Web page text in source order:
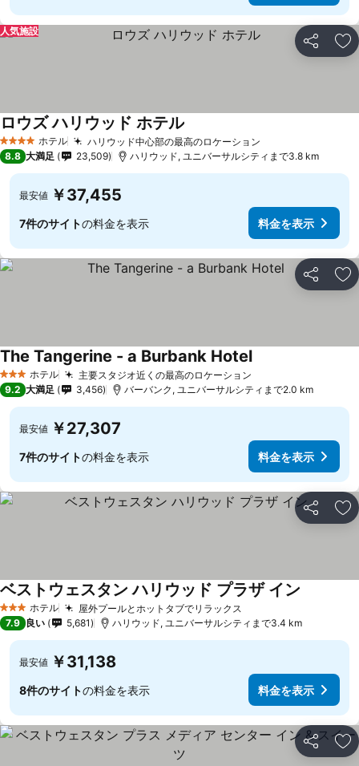
シェア お
人気施設
4 ホテルのランク
ホテル ハリウッド中心部の最高のロケーション
ロウズ ハリウッド ホテル
8.8 大満足 23,509 ハリウッド, ユニバーサルシティまで3.8 km
最安値 ￥37,455
7件のサイトの料金を表示 料金を表示
シェア お
3 ホテルのランク
ホテル 主要スタジオ近くの最高のロケーション
The Tangerine - a Burbank Hotel
9.2 大満足 3,456 バーバンク, ユニバーサルシティまで2.0 km
最安値 ￥27,307
7件のサイトの料金を表示 料金を表示
シェア お
3 ホテルのランク
ホテル 屋外プールとホットタブでリラックス
ベストウェスタン ハリウッド プラザ イン
7.9 良い 5,681 ハリウッド, ユニバーサルシティまで3.4 km
最安値 ￥31,138
8件のサイトの料金を表示 料金を表示
シェア お